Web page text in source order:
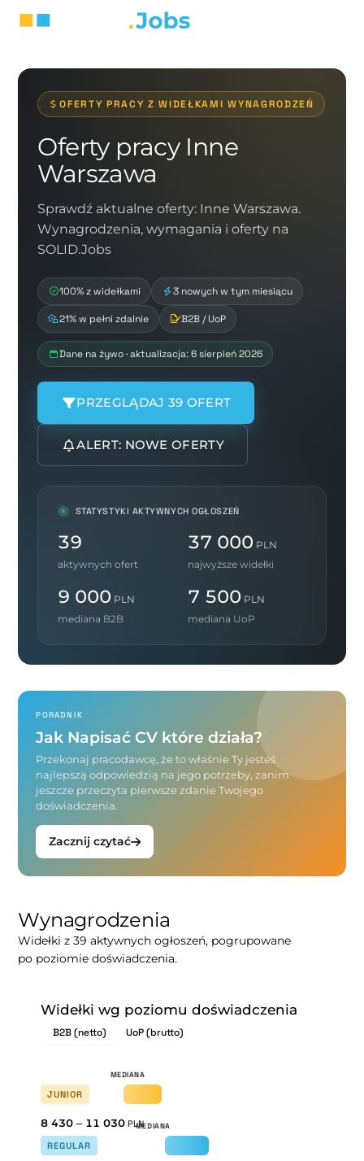
OFERTY PRACY Z WIDEŁKAMI WYNAGRODZEŃ
Oferty pracy Inne
Warszawa
Sprawdź aktualne oferty: Inne Warszawa.
Wynagrodzenia, wymagania i oferty na
SOLID.Jobs
100% z widełkami 3 nowych w tym miesiącu
21% w pełni zdalnie B2B / UoP
Dane na żywo · aktualizacja: 6 sierpień 2026
PRZEGLĄDAJ 39 OFERT
ALERT: NOWE OFERTY
STATYSTYKI AKTYWNYCH OGŁOSZEŃ
39
aktywnych ofert
37 000 PLN
najwyższe widełki
9 000 PLN
mediana B2B
7 500 PLN
mediana UoP
PORADNIK
Jak Napisać CV które działa?
Przekonaj pracodawcę, że to właśnie Ty jesteś
najlepszą odpowiedzią na jego potrzeby, zanim
jeszcze przeczyta pierwsze zdanie Twojego
doświadczenia.
Zacznij czytać
Wynagrodzenia
Widełki z 39 aktywnych ogłoszeń, pogrupowane
po poziomie doświadczenia.
Widełki wg poziomu doświadczenia
B2B (netto) UoP (brutto)
JUNIOR
8 430 – 11 030 PLN
REGULAR